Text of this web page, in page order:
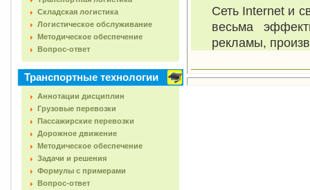
Складская логистика
Логистическое обслуживание
Методическое обеспечение
Вопрос-ответ
Транспортные технологии
Аннотации дисциплин
Грузовые перевозки
Пассажирские перевозки
Дорожное движение
Методическое обеспечение
Задачи и решения
Формулы с примерами
Вопрос-ответ
Сеть Internet и
весьма
рекламы,